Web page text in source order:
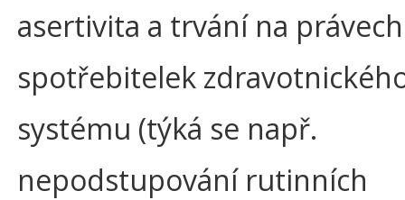
asertivita a trvání na právech
spotřebitelek
systému (týká se např.
nepodstupování rutinních